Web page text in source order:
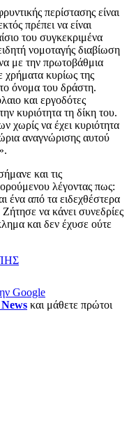
περίστασης είναι
πρέπει να είναι
του συγκεκριμένα
νομοταγής διαβίωση
με την πρωτοβάθμια
χρήματα κυρίως της
όνομα του δράστη.
και εργοδότες
κυριότητα τη δίκη του.
χωρίς να έχει κυριότητα
αναγνώρισης αυτού
και τις
λέγοντας πως:
ένα από τα ειδεχθέστερα
να κάνει συνεδρίες
και δεν έχυσε ούτε
Google
και μάθετε πρώτοι